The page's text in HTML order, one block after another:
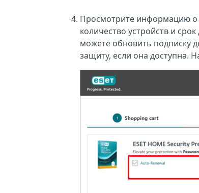
Просмотрите информацию о
количество устройств и
можете обновить подписку
защиту, если она доступна.